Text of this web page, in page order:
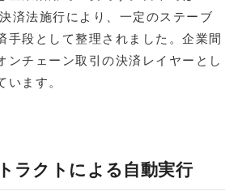
済法施行により、一定のステーブ
手段として整理されました。企業間
ンチェーン取引の決済レイヤーとし
います。
ラクトによる自動実行